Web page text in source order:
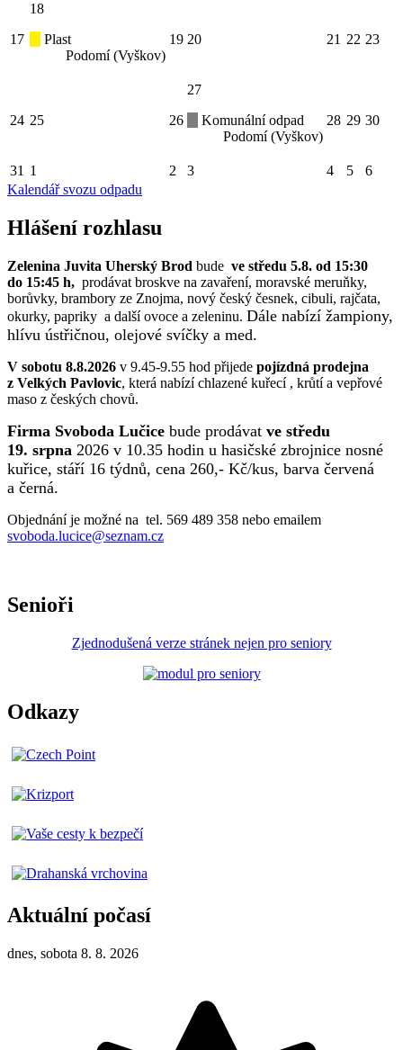
17
18
Plast
Podomí (Vyškov)
19 20 21 22 23
24 25 26
27
Komunální odpad
Podomí (Vyškov)
28 29 30
31 1 2 3 4 5
6
Kalendář svozu odpadu
Hlášení rozhlasu
Zelenina Juvita Uherský Brod bude ve středu 5.8. od 15:30
do 15:45 h, prodávat broskve na zavaření, moravské meruňky,
borůvky, brambory ze Znojma, nový český česnek, cibuli, rajčata,
okurky, papriky a další ovoce a zeleninu. Dále nabízí žampiony,
hlívu ústřičnou, olejové svíčky a med.
V sobotu 8.8.2026 v 9.45-9.55 hod přijede pojízdná prodejna
z Velkých Pavlovic, která nabízí chlazené kuřecí , krůtí a vepřové
maso z českých chovů.
Firma Svoboda Lučice bude prodávat ve středu
19. srpna 2026 v 10.35 hodin u hasičské zbrojnice nosné
kuřice, stáří 16 týdnů, cena 260,- Kč/kus, barva červená
a černá.
Objednání je možné na tel. 569 489 358 nebo emailem
svoboda.lucice@seznam.cz
Senioři
Zjednodušená verze stránek nejen pro seniory
Odkazy
Aktuální počasí
dnes, sobota 8. 8. 2026